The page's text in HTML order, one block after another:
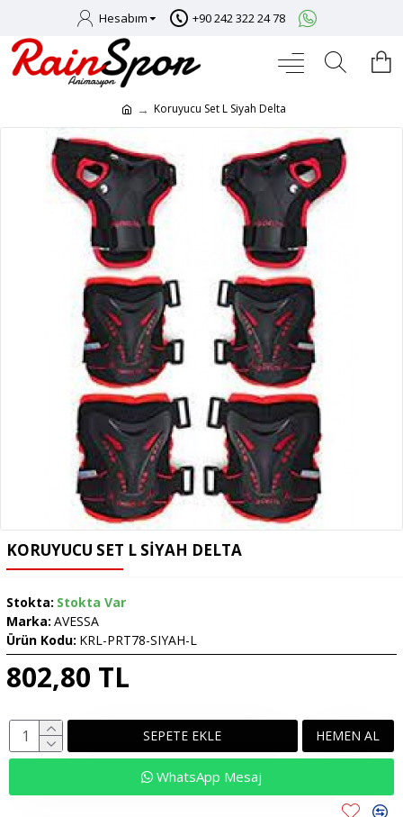
Hesabım +90 242 322 24 78
Koruyucu Set L Siyah Delta
KORUYUCU SET L SIYAH DELTA
802,80 TL
Stokta: Stokta Var
Marka: AVESSA
Ürün Kodu: KRL-PRT78-SIYAH-L
SEPETE EKLE HEMEN AL
WhatsApp Mesaj